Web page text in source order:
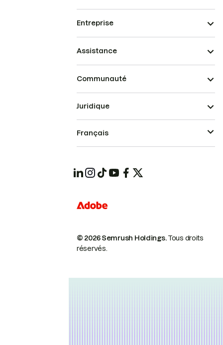
Entreprise
Assistance
Communauté
© 2026 Semrush Holdings.Tous droits
réservés.
Juridique
Français